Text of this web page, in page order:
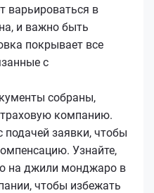
в
и важно быть
покрывает все
с
собраны,
компанию.
подачей заявки, чтобы
Узнайте,
на джили монджаро в
чтобы избежать